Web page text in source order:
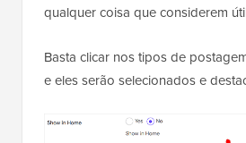
qualquer coisa que considerem
Basta clicar nos tipos de
e eles serão selecionados e